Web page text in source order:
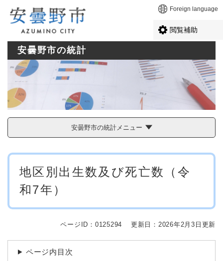
メニューを飛ばして本文へ Foreign language
閲覧補助
安曇野市の統計
安曇野市の統計メニュー
本
地区別出生数及び死亡数（令
和7年）
ページID：0125294 更新日：2026年2月3日更新
ページ内目次